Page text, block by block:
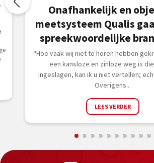
Onafhankelijk en
meetsysteem Qualis
spreekwoordelijke
“Hoe vaak wij niet te horen hebben
een kansloze en zinloze weg is
ingeslagen, kan ik u niet vertellen;
Overigens...
LEES VERDER